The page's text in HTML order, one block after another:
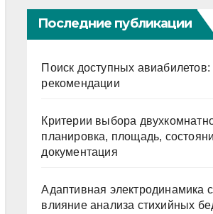
Последние публикации
Поиск доступных авиабилетов:
рекомендации
Критерии выбора
планировка, площадь,
документация
Адаптивная электродинамика
влияние анализа стихийных